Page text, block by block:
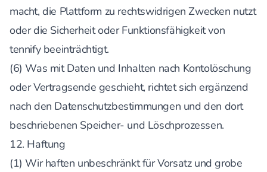
macht, die Plattform zu rechtswidrigen Zwecken nutzt
oder die Sicherheit oder Funktionsfähigkeit von
tennify beeinträchtigt.
(6) Was mit Daten und Inhalten nach Kontolöschung
oder Vertragsende geschieht, richtet sich ergänzend
nach den Datenschutzbestimmungen und den dort
beschriebenen Speicher- und Löschprozessen.
12. Haftung
(1) Wir haften unbeschränkt für Vorsatz und grobe